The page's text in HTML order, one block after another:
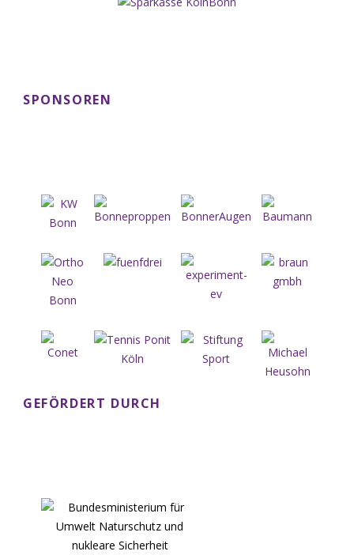
SPONSOREN
GEFÖRDERT DURCH